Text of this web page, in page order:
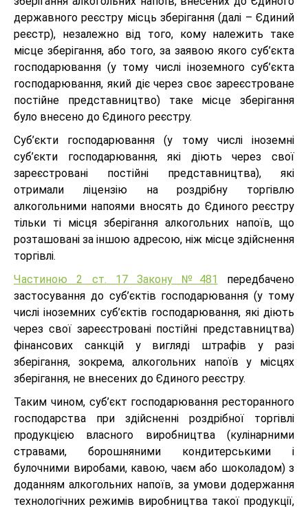
державного реєстру місць зберігання (далі – Єдиний
реєстр), незалежно від того, кому належить таке
місце зберігання, або того, за заявою якого суб’єкта
господарювання (у тому числі іноземного суб’єкта
господарювання, який діє через своє зареєстроване
постійне представництво) таке місце зберігання
було внесено до Єдиного реєстру.
Суб’єкти господарювання (у тому числі іноземні
суб’єкти господарювання, які діють через свої
зареєстровані постійні представництва), які
отримали ліцензію на роздрібну торгівлю
алкогольними напоями вносять до Єдиного реєстру
тільки ті місця зберігання алкогольних напоїв, що
розташовані за іншою адресою, ніж місце здійснення
торгівлі.
Частиною 2 ст. 17 Закону №481 передбачено
застосування до суб’єктів господарювання (у тому
числі іноземних суб’єктів господарювання, які діють
через свої зареєстровані постійні представництва)
фінансових санкцій у вигляді штрафів у разі
зберігання, зокрема, алкогольних напоїв у місцях
зберігання, не внесених до Єдиного реєстру.
Таким чином, суб’єкт господарювання ресторанного
господарства при здійсненні роздрібної торгівлі
продукцією власного виробництва (кулінарними
стравами, борошняними кондитерськими і
булочними виробами, кавою, чаєм або шоколадом) з
доданням алкогольних напоїв, за умови додержання
технологічних режимів виробництва такої продукції,